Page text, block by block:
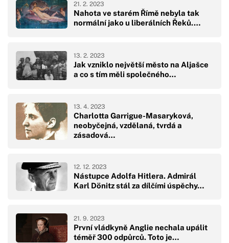
Nahota ve starém Římě nebyla tak
normální jako u liberálních Řeků.…
21. 2. 2023
Jak vzniklo největší město na Aljašce
a co s tím měli společného…
13. 2. 2023
Charlotta Garrigue-Masaryková,
neobyčejná, vzdělaná, tvrdá a
zásadová…
13. 4. 2023
Nástupce Adolfa Hitlera. Admirál
Karl Dönitz stál za dílčími úspěchy…
12. 12. 2023
První vládkyně Anglie nechala upálit
téměř 300 odpůrců. Toto je…
21. 9. 2023